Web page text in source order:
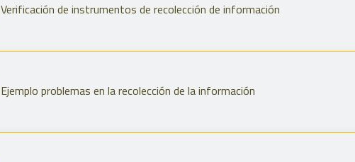
Verificación de instrumentos de recolección de información
Ejemplo problemas en la recolección de la información